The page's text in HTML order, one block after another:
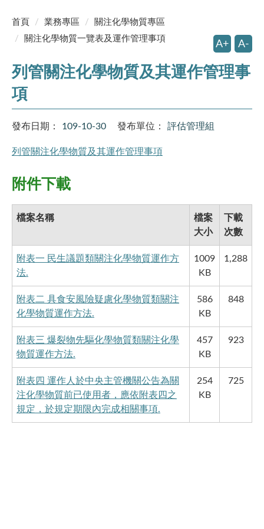
首頁 業務專區
關注化學物質專區
關注化學物質一覽表及運作管理事項
A+ A-
列管關注化學物質及其運作管理事
項
發布日期： 109-10-30 發布單位： 評估管理組
列管關注化學物質及其運作管理事項
附件下載
檔案名稱
檔案
大小
下載
次數
附表一 民生議題類關注化學物質運作方
法.
1009
KB
1,288
附表二 具食安風險疑慮化學物質類關注
化學物質運作方法.
586
KB
848
附表三 爆裂物先驅化學物質類關注化學
物質運作方法.
457
KB
923
附表四 運作人於中央主管機關公告為關
注化學物質前已使用者，應依附表四之
規定，於規定期限內完成相關事項.
254
KB
725